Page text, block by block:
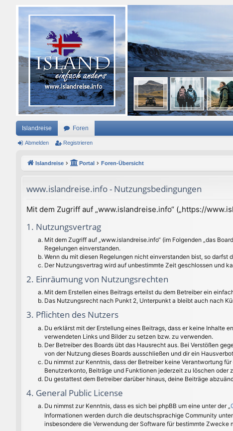
Islandreise Foren
Abmelden Registrieren
Islandreise Portal Foren-Übersicht
www.islandreise.info - Nutzungsbedingungen
Mit dem Zugriff auf „www.islandreise.info“ („https://
1. Nutzungsvertrag
Mit dem Zugriff auf „www.islandreise.info“ (im Folgenden „das
Regelungen einverstanden.
Wenn du mit diesen Regelungen nicht einverstanden bist, so
Der Nutzungsvertrag wird auf unbestimmte Zeit geschlossen und
2. Einräumung von Nutzungsrechten
Mit dem Erstellen eines Beitrags erteilst du dem Betreiber ein
Das Nutzungsrecht nach Punkt 2, Unterpunkt a bleibt auch nach
3. Pflichten des Nutzers
Du erklärst mit der Erstellung eines Beitrags, dass er keine Inhalte
verwendeten Links und Bilder zu setzen bzw. zu verwenden.
Der Betreiber des Boards übt das Hausrecht aus. Bei Verstößen
von der Nutzung dieses Boards ausschließen und dir ein
Du nimmst zur Kenntnis, dass der Betreiber keine Verantwortung
Benutzerkonto, Beiträge und Funktionen jederzeit zu löschen oder
Du gestattest dem Betreiber darüber hinaus, deine Beiträge
4. General Public License
Du nimmst zur Kenntnis, dass es sich bei phpBB um eine unter der „
Informationen werden durch die deutschsprachige Community
insbesondere die Verwendung der Software für bestimmte